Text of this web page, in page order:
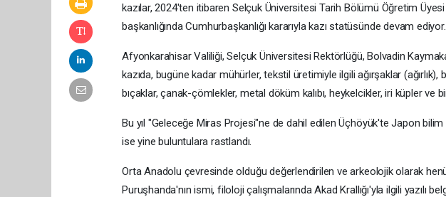
kazılar, 2024'ten itibaren Selçuk Üniversitesi Tarih Bölümü Öğretim
başkanlığında Cumhurbaşkanlığı kararıyla kazı statüsünde devam ediyor.
Afyonkarahisar Valiliği, Selçuk Üniversitesi Rektörlüğü, Bolvadin
kazıda, bugüne kadar mühürler, tekstil üretimiyle ilgili ağırşaklar
bıçaklar, çanak-çömlekler, metal döküm kalıbı, heykelcikler, iri küpler ve
Bu yıl "Geleceğe Miras Projesi"ne de dahil edilen Üçhöyük'te Japon bilim
ise yine buluntulara rastlandı.
Orta Anadolu çevresinde olduğu değerlendirilen ve arkeolojik olarak
Puruşhanda'nın ismi, filoloji çalışmalarında Akad Krallığı'yla ilgili yazılı